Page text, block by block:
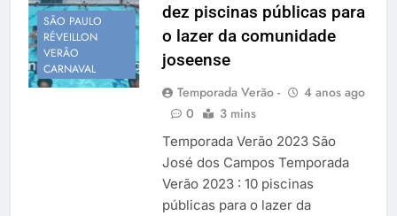
Temporada Verão 2027
SÃO PAULO
RÉVEILLON
VERÃO
CARNAVAL
dez piscinas públicas para
o lazer da comunidade
joseense
Temporada Verão -
4 anos ago
0
3 mins
Temporada Verão 2023 São
José dos Campos Temporada
Verão 2023 : 10 piscinas
públicas para o lazer da